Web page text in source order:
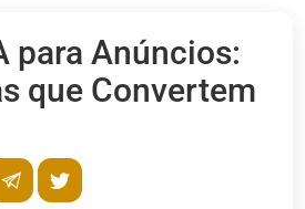
para Anúncios:
que Convertem